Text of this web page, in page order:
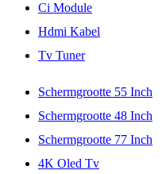
Ci Module
Hdmi Kabel
Tv Tuner
Schermgrootte 55 Inch
Schermgrootte 48 Inch
Schermgrootte 77 Inch
4K Oled Tv